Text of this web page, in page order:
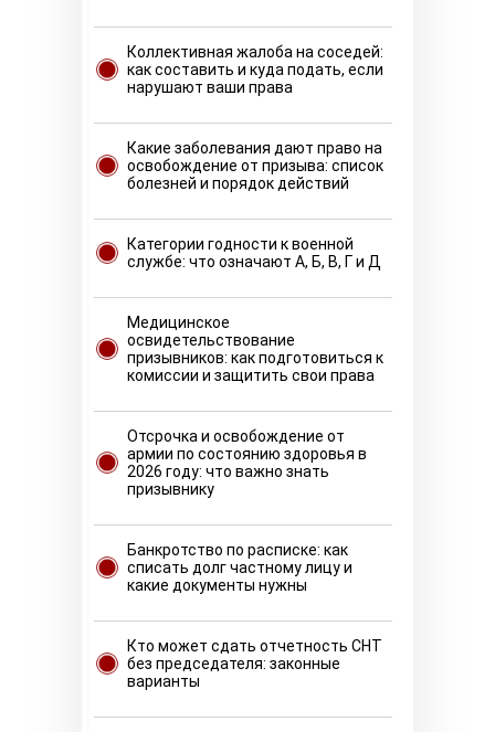
Коллективная жалоба на соседей:
как составить и куда подать, если
нарушают ваши права
Какие заболевания дают право на
освобождение от призыва: список
болезней и порядок действий
Категории годности к военной
службе: что означают А, Б, В, Г и Д
Медицинское
освидетельствование
призывников: как подготовиться к
комиссии и защитить свои права
Отсрочка и освобождение от
армии по состоянию здоровья в
2026 году: что важно знать
призывнику
Банкротство по расписке: как
списать долг частному лицу и
какие документы нужны
Кто может сдать отчетность СНТ
без председателя: законные
варианты